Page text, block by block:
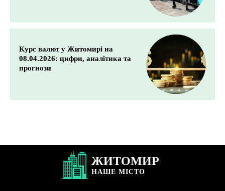
Курс валют у Житомирі на
08.04.2026: цифри, аналітика та
прогнози
ЖИТОМИР
НАШЕ МІСТО